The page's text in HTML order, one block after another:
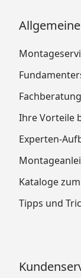
Fachberatung
Ihre Vorteile
Experten-
Kataloge
Tipps und